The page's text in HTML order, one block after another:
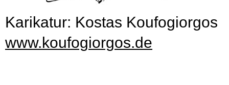
Karikatur: Kostas Koufogiorgos
www.koufogiorgos.de